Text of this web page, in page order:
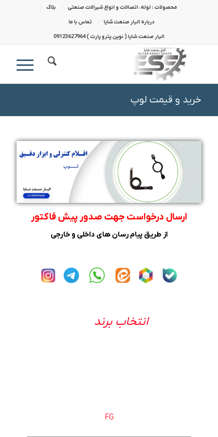
محصولات : لوله، اتصالات و انواع شیرالات صنعتی بلاگ
درباره الیار صنعت شایا تماس با ما
الیار صنعت شایا ( نوین پترو پارت ) 09123627964
خرید و قیمت لوپ
ارسال درخواست جهت صدور پیش فاکتور
از طریق پیام رسان های داخلی و خارجی
انتخاب برند
FG